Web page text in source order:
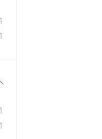
1
1
1
1